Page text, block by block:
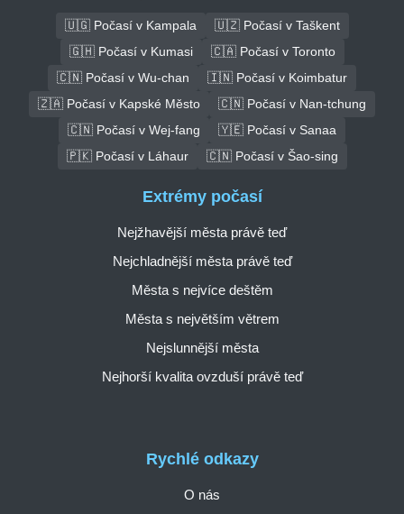
🇺🇬 Počasí v Kampala
🇺🇿 Počasí v Taškent
🇬🇭 Počasí v Kumasi
🇨🇦 Počasí v Toronto
🇨🇳 Počasí v Wu-chan
🇮🇳 Počasí v Koimbatur
🇿🇦 Počasí v Kapské Město
🇨🇳 Počasí v Nan-tchung
🇨🇳 Počasí v Wej-fang
🇾🇪 Počasí v Sanaa
🇵🇰 Počasí v Láhaur
🇨🇳 Počasí v Šao-sing
Rychlé odkazy
O nás
Extrémy počasí
Nejžhavější města právě teď
Nejchladnější města právě teď
Města s nejvíce deštěm
Města s největším větrem
Nejslunnější města
Nejhorší kvalita ovzduší právě teď